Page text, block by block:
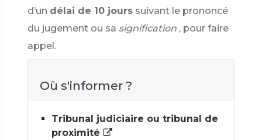
d’un délai de 10 jours suivant le prononcé
du jugement ou sa signification , pour faire
appel.
Où s'informer ?
Tribunal judiciaire ou tribunal de
proximité